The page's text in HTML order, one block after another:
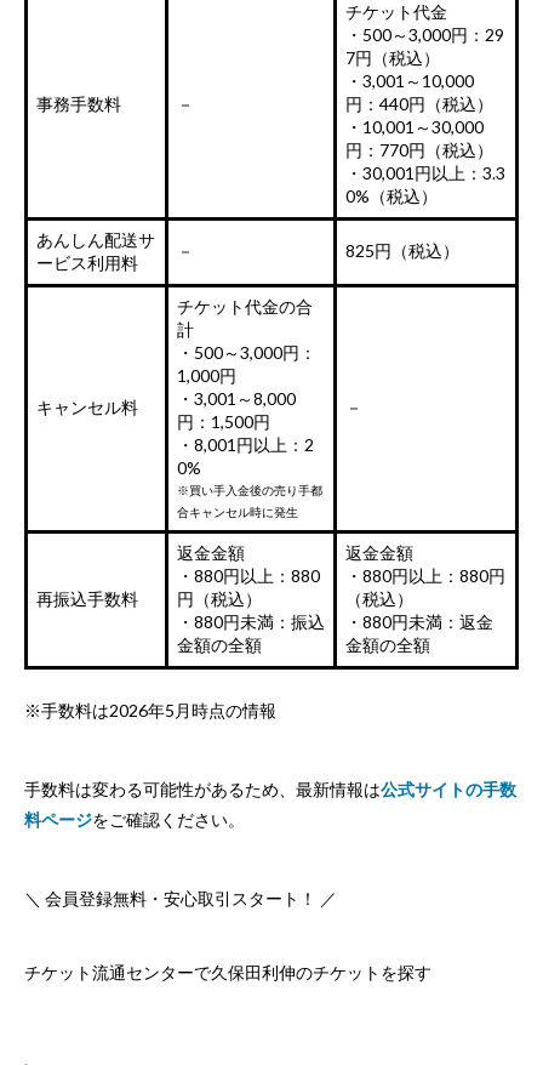
事務手数料 －
チケット代金
・500～3,000円：29
7円（税込）
・3,001～10,000
円：440円（税込）
・10,001～30,000
円：770円（税込）
・30,001円以上：3.3
0%（税込）
あんしん配送サ
ービス利用料
－ 825円（税込）
キャンセル料
チケット代金の合
計
・500～3,000円：
1,000円
・3,001～8,000
円：1,500円
・8,001円以上：2
0%
※買い手入金後の売り手都
合キャンセル時に発生
－
再振込手数料
返金金額
・880円以上：880
円（税込）
・880円未満：振込
金額の全額
返金金額
・880円以上：880円
（税込）
・880円未満：返金
金額の全額
※手数料は2026年5月時点の情報
手数料は変わる可能性があるため、最新情報は公式サイトの手数
料ページをご確認ください。
＼ 会員登録無料・安心取引スタート！ ／
チケット流通センターで久保田利伸のチケットを探す